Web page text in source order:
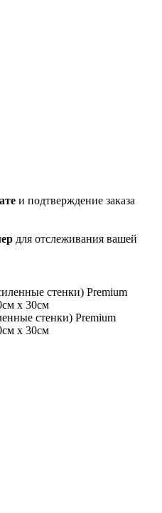
и подтверждение заказа
для отслеживания вашей
стенки) Premium
х 30см